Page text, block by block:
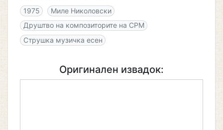
1975
Миле Николовски
Друштво на композиторите на СРМ
Струшка музичка есен
Оригинален извадок: